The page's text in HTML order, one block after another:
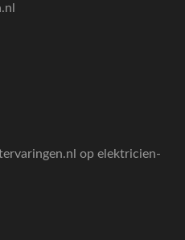
op elektricien-